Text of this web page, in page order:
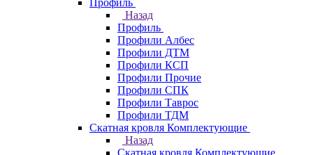
Профиль
Назад
Профиль
Профили Албес
Профили ДТМ
Профили КСП
Профили Прочие
Профили СПК
Профили Таврос
Профили ТДМ
Скатная кровля Комплектующие
Назад
Скатная кровля Комплектующие